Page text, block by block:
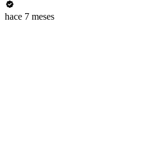
hace 7 meses